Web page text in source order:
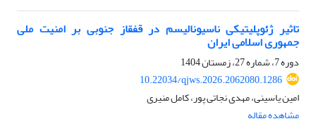
تاثیر ژئوپلیتیکی ناسیونالیسم در قفقاز جنوبی‎ بر امنیت ملی
‏جمهوری اسلامی ایران
دوره 7، شماره 27، زمستان 1404
10.22034/qjws.2026.2062080.1286
امین یاسینی، مهدی نجاتی پور، کامل منیری
مشاهده مقاله